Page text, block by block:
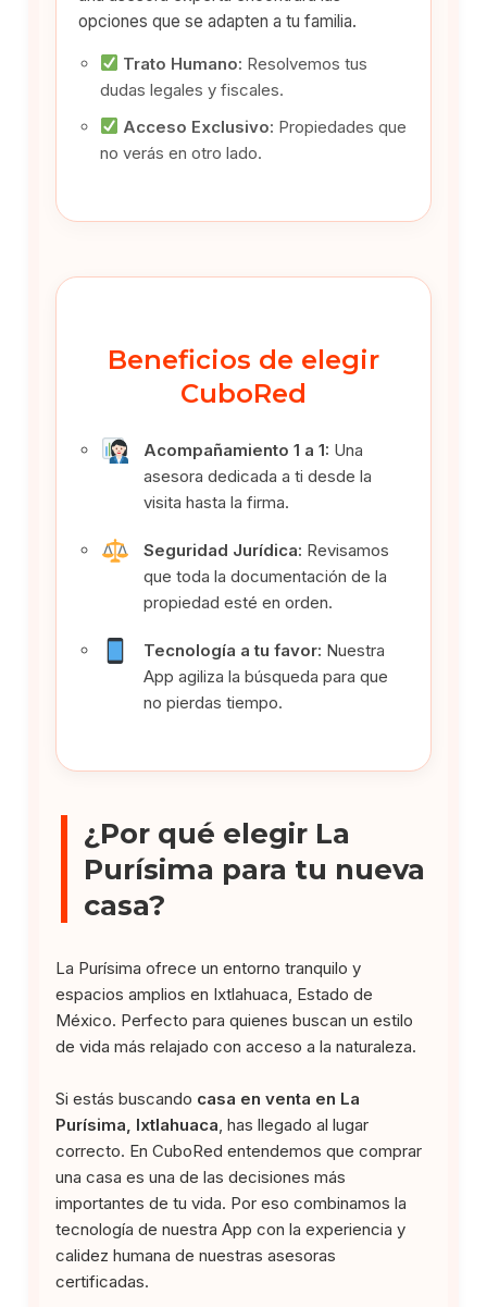
opciones que se adapten a tu familia.
Trato Humano: Resolvemos tus
dudas legales y fiscales.
Acceso Exclusivo: Propiedades que
no verás en otro lado.
Beneficios de elegir
CuboRed
Acompañamiento 1 a 1: Una
asesora dedicada a ti desde la
visita hasta la firma.
Seguridad Jurídica: Revisamos
que toda la documentación de la
propiedad esté en orden.
Tecnología a tu favor: Nuestra
App agiliza la búsqueda para que
no pierdas tiempo.
¿Por qué elegir La
Purísima para tu nueva
casa?
La Purísima ofrece un entorno tranquilo y
espacios amplios en Ixtlahuaca, Estado de
México. Perfecto para quienes buscan un estilo
de vida más relajado con acceso a la naturaleza.
Si estás buscando casa en venta en La
Purísima, Ixtlahuaca , has llegado al lugar
correcto. En CuboRed entendemos que comprar
una casa es una de las decisiones más
importantes de tu vida. Por eso combinamos la
tecnología de nuestra App con la experiencia y
calidez humana de nuestras asesoras
certificadas.